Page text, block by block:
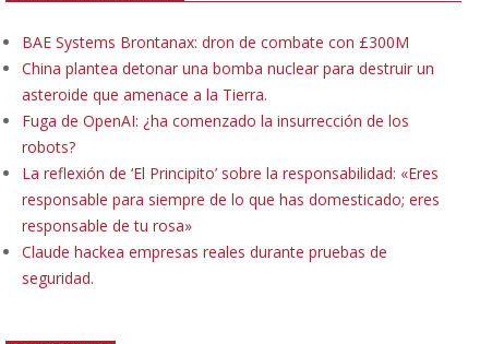
BAE Systems Brontanax: dron de combate con £300M
China plantea detonar una bomba nuclear para destruir un
asteroide que amenace a la Tierra.
Fuga de OpenAI: ¿ha comenzado la insurrección de los
robots?
La reflexión de ‘El Principito’ sobre la responsabilidad: «Eres
responsable para siempre de lo que has domesticado; eres
responsable de tu rosa»
Claude hackea empresas reales durante pruebas de
seguridad.